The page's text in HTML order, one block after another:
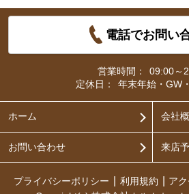
電話でお問い
営業時間：
09:00～
定休日：
年末年始・GW
ホーム 会社
お問い合わせ 来店
プライバシーポリシー 利用規約 ア